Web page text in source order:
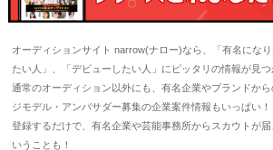
オーディションサイト narrow(ナロー)なら、「有名にな
たい人」、「デビューしたい人」にピッタリの情報が見つ
通常のオーディション以外にも、有名企業やブランドか
ジモデル・アンバサダー募集の企業案件情報もいっぱい！
登録するだけで、有名企業や芸能事務所からスカウトが
いうことも！